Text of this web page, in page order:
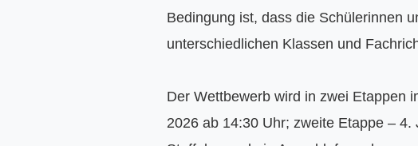
Bedingung ist, dass die Schülerinnen
unterschiedlichen Klassen und
Der Wettbewerb wird in zwei Etappen
2026 ab 14:30 Uhr; zweite Etappe –